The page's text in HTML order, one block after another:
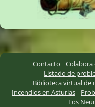
Contacto Colabora
Listado de
Biblioteca virtual de
Incendios en Asturias
Los